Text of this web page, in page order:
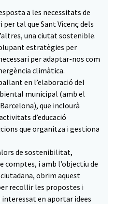
a les necessitats de
tal que Sant Vicenç dels
una ciutat sostenible.
estratègies per
per adaptar-nos com
climàtica.
en l’elaboració del
municipal (amb el
que inclourà
d’educació
que organitza i gestiona
de sostenibilitat,
comptes, i amb l’objectiu de
obrim aquest
recollir les propostes i
en aportar idees